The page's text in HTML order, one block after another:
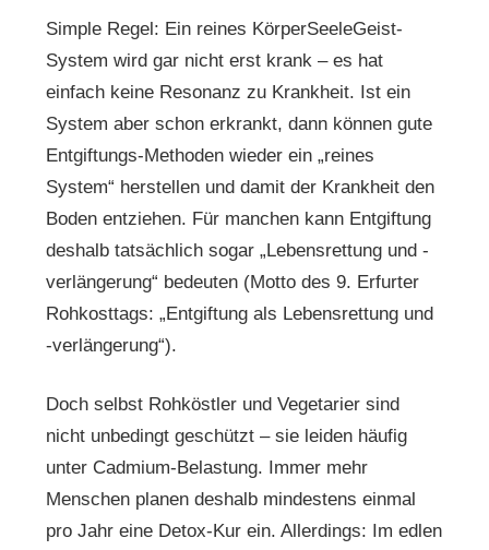
Simple Regel: Ein reines KörperSeeleGeist-
System wird gar nicht erst krank – es hat
einfach keine Resonanz zu Krankheit. Ist ein
System aber schon erkrankt, dann können gute
Entgiftungs-Methoden wieder ein „reines
System“ herstellen und damit der Krankheit den
Boden entziehen. Für manchen kann Entgiftung
deshalb tatsächlich sogar „Lebensrettung und -
verlängerung“ bedeuten (Motto des 9. Erfurter
Rohkosttags: „Entgiftung als Lebensrettung und
-verlängerung“).
Doch selbst Rohköstler und Vegetarier sind
nicht unbedingt geschützt – sie leiden häufig
unter Cadmium-Belastung. Immer mehr
Menschen planen deshalb mindestens einmal
pro Jahr eine Detox-Kur ein. Allerdings: Im edlen